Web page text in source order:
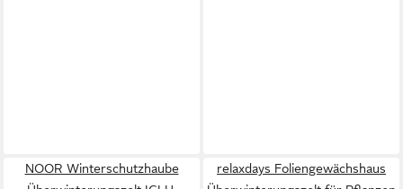
NOOR Winterschutzhaube
relaxdays Foliengewächshaus